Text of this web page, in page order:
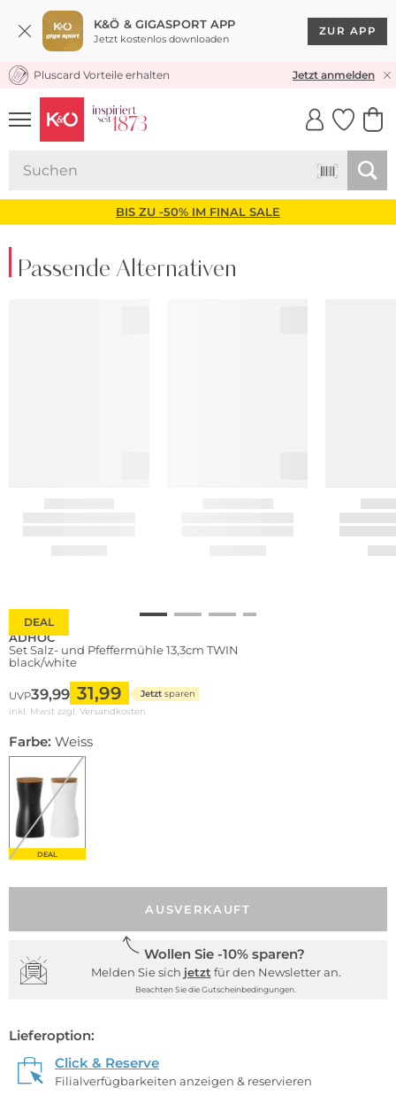
K&Ö & GIGASPORT APP
Jetzt kostenlos downloaden
ZUR APP
KOSTENLOSER VERSAND* & RÜCKVERSAND
Pluscard Vorteile erhalten Jetzt anmelden
UNSERE APP
CLICK &
BIS ZU -50% IM FINAL SALE
Passende Alternativen
DEAL
ADHOC
Set Salz- und Pfeffermühle 13,3cm TWIN
black/white
UVP39,99 31,99 Jetzt sparen
inkl. Mwst zzgl. Versandkosten
Farbe: Weiss
DEAL
AUSVERKAUFT
Wollen Sie -10% sparen?
Melden Sie sich jetzt für den Newsletter an.
Beachten Sie die Gutscheinbedingungen.
Lieferoption:
Click & Reserve
Filialverfügbarkeiten anzeigen & reservieren